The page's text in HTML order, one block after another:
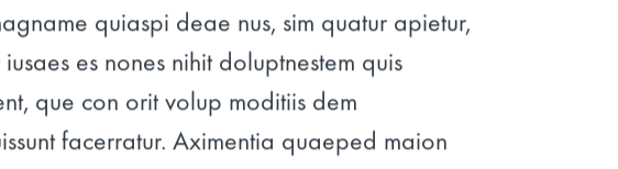
quiaspi deae nus, sim quatur apietur,
es nones nihit doluptnestem quis
que con orit volup moditiis dem
facerratur. Aximentia quaeped maion